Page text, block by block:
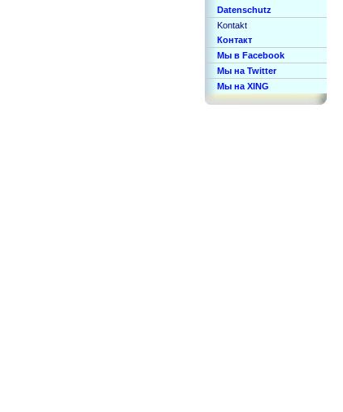
Datenschutz
Kontakt
Контакт
Мы в Facebook
Мы на Twitter
Мы на XING